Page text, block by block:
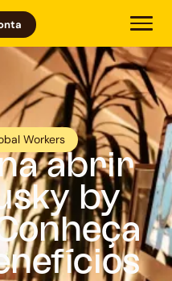
Workers
abrir
by